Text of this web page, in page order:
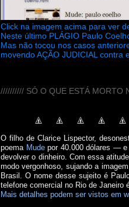
Click na imagem acima para ver
Neste último PLÁGIO Paulo
Mas não tocou nos casos
movendo AÇÃO JUDICIAL contra
////////// SÓ O QUE ESTÁ MORTO
O filho de Clarice Lispector,
poema Mudepor 40.000 dólares — e
devolver o dinheiro. Com essa
modo vergonhoso, sujando a
Brasil. O nome desse sujeito é
telefone comercial no Rio de Janeiro
Mais detalhes podem ser vistos em